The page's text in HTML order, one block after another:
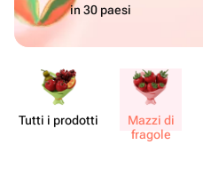
in 30 paesi
Tutti i prodotti
Mazzi di
fragole